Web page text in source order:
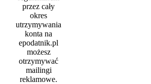
przez cały
okres
utrzymywania
konta na
epodatnik.pl
możesz
otrzymywać
mailingi
reklamowe.